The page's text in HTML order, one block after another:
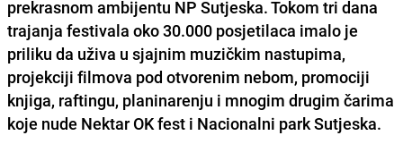
prekrasnom ambijentu NP Sutjeska. Tokom tri dana
trajanja festivala oko 30.000 posjetilaca imalo je
priliku da uživa u sjajnim muzičkim nastupima,
projekciji filmova pod otvorenim nebom, promociji
knjiga, raftingu, planinarenju i mnogim drugim čarima
koje nude Nektar OK fest i Nacionalni park Sutjeska.